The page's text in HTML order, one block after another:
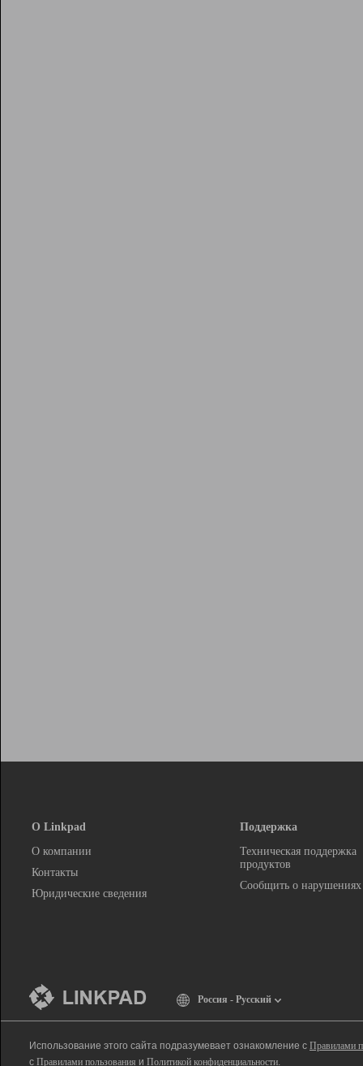
О Linkpad
О компании
Контакты
Юридические сведения
Поддержка
Техническая поддержка
продуктов
Сообщить о нарушениях
Россия - Русский
Использование этого сайта подразумевает ознакомление с Правилами
с Правилами пользования и Политикой конфиденциальности.